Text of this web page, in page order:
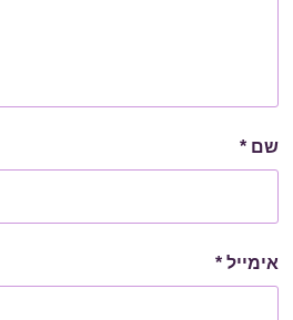
שם *
אימייל *